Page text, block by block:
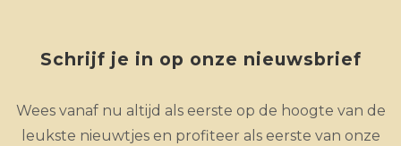
Schrijf je in op onze nieuwsbrief
Wees vanaf nu altijd als eerste op de hoogte van de
leukste nieuwtjes en profiteer als eerste van onze